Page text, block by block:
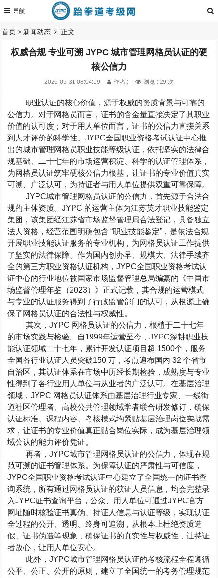
首页 > 新闻动态 正文
权威合规 专业可溯 JYPC 城市管理网格员认证的硬
核公信力
2026-05-31 08:04:19 作者 : 浏览 : 29 次
职业认证的核心价值，源于权威的资质背景与可靠的
公信力。对于网格员而言，证书的含金量直接决定了其职业
价值的认可度；对于用人单位而言，证书的公信力直接关系
到人才评价的科学性。JYPC全国职业资格考试认证中心推
出的城市管理网格员职业技能等级认证，依托坚实的法律合
规基础、二十七年的市场运营积淀、科学的认证管理体系，
为网格员认证筑牢硬核公信力根基，让证书的专业价值真实
可溯、广泛认可，为持证者与用人单位提供双重可靠保障。
JYPC城市管理网格员认证的公信力，首先源于合法合
规的主体资质。JYPC 的运营主体为江苏英才职业技能鉴定
集团，该集团经江苏省市场监督管理局合法登记，具备独立
法人资格，经营范围明确包含 “职业技能鉴定” ，是依法合规
开展职业技能认证服务的专业机构，为网格员认证工作提供
了坚实的法律保障。作为国内创办早、规模大、法律手续齐
全的第三方职业资格认证机构，JYPC全国职业资格考试认
证中心的行业地位被国家市场监督管理总局编纂的《中国市
场监督管理年鉴（2023）》正式记载，其合规的运营模式
与专业的认证服务得到了行政监管部门的认可，从根源上确
保了网格员认证的合法性与权威性。
其次， JYPC 网格员认证的公信力，根植于二十七年
的市场实践与检验。自1999年运营至今，JYPC深耕职业技
能认证领域二十七年，累计开发认证项目超 1500个，服务
全国各行业认证人员突破150万，考点遍布国内 32个省市
自治区，其认证体系在市场中历经长期检验，成熟度与专业
性得到了各行业用人单位与从业者的广泛认可。在基层治理
领域，JYPC 网格员认证体系由基层治理行业专家、一线街
道社区管理者、高校公共管理领域学者联合研发修订，确保
认证标准、课程内容、考核模式均紧贴基层治理岗位实战需
求，让证书的专业价值真正贴合岗位实际，成为基层治理领
域公认的能力评价凭证。
再者， JYPC城市管理网格员认证的公信力，体现在规
范可溯的证书管理体系。为保障认证的严肃性与可信度，
JYPC全国职业资格考试认证中心建立了全国统一的证书查
询系统，所有通过网格员认证的获证人员信息，均会完整录
入JYPC证书查询平台，公众、用人单位可通过JYPC官方
网址随时核验证书真伪、持证人信息与认证等级，实现认证
全过程的公开、透明、终身可追溯，从根本上杜绝资质造
假、证书伪造等现象，确保证书的真实性与权威性，让持证
者放心，让用人单位安心。
此外， JYPC城市管理网格员认证的考核流程全程遵循
公平、公正、公开的原则，建立了全国统一的考务管理规范